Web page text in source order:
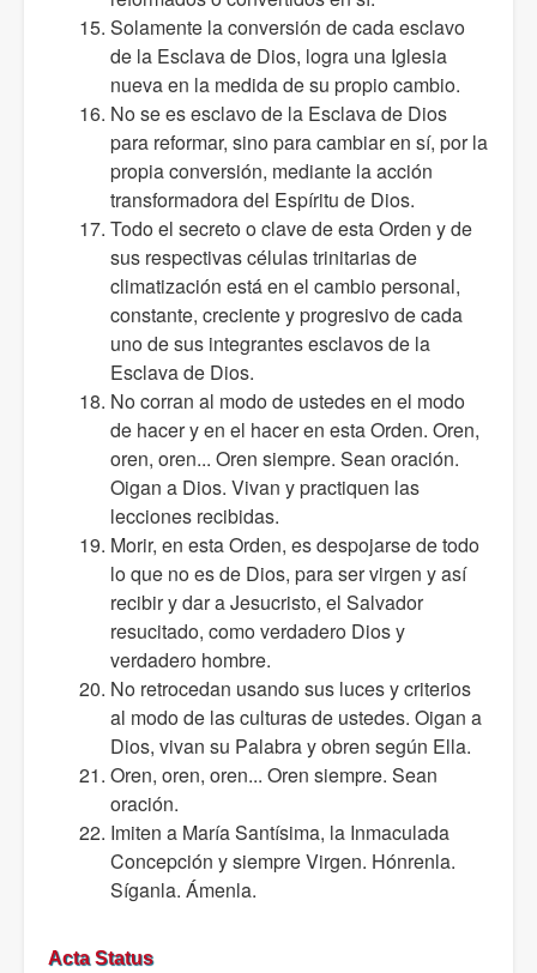
Solamente la conversión de cada esclavo
de la Esclava de Dios, logra una Iglesia
nueva en la medida de su propio cambio.
No se es esclavo de la Esclava de Dios
para reformar, sino para cambiar en sí, por la
propia conversión, mediante la acción
transformadora del Espíritu de Dios.
Todo el secreto o clave de esta Orden y de
sus respectivas células trinitarias de
climatización está en el cambio personal,
constante, creciente y progresivo de cada
uno de sus integrantes esclavos de la
Esclava de Dios.
No corran al modo de ustedes en el modo
de hacer y en el hacer en esta Orden. Oren,
oren, oren... Oren siempre. Sean oración.
Oigan a Dios. Vivan y practiquen las
lecciones recibidas.
Morir, en esta Orden, es despojarse de todo
lo que no es de Dios, para ser virgen y así
recibir y dar a Jesucristo, el Salvador
resucitado, como verdadero Dios y
verdadero hombre.
No retrocedan usando sus luces y criterios
al modo de las culturas de ustedes. Oigan a
Dios, vivan su Palabra y obren según Ella.
Oren, oren, oren... Oren siempre. Sean
oración.
Imiten a María Santísima, la Inmaculada
Concepción y siempre Virgen. Hónrenla.
Síganla. Ámenla.
Acta Status